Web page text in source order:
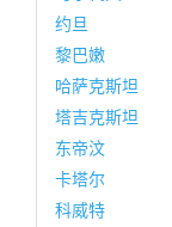
约旦
黎巴嫩
哈萨克斯坦
塔吉克斯坦
东帝汶
卡塔尔
科威特